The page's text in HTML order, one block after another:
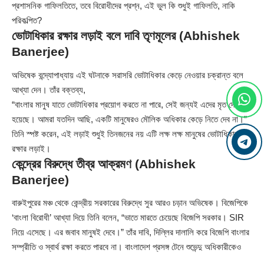
প্রশাসনিক গাফিলতিতে, তবে বিরোধীদের প্রশ্ন, এই ভুল কি শুধুই গাফিলতি, নাকি
পরিকল্পিত?
ভোটাধিকার রক্ষার লড়াই বলে দাবি তৃণমূলের (Abhishek
Banerjee)
অভিষেক বন্দ্যোপাধ্যায় এই ঘটনাকে সরাসরি ভোটাধিকার কেড়ে নেওয়ার চক্রান্ত বলে
আখ্যা দেন। তাঁর বক্তব্য,
“বাংলার মানুষ যাতে ভোটাধিকার প্রয়োগ করতে না পারে, সেই জন্যই এদের মৃত দেখানো
হয়েছে। আমরা যতদিন আছি, একটি মানুষেরও মৌলিক অধিকার কেড়ে নিতে দেব না।”
তিনি স্পষ্ট করেন, এই লড়াই শুধুই তিনজনের নয় এটি লক্ষ লক্ষ মানুষের ভোটাধিকার
রক্ষার লড়াই।
কেন্দ্রের বিরুদ্ধে তীব্র আক্রমণ (Abhishek
Banerjee)
বারুইপুরের মঞ্চ থেকে কেন্দ্রীয় সরকারের বিরুদ্ধে সুর আরও চড়ান অভিষেক। বিজেপিকে
‘বাংলা বিরোধী’ আখ্যা দিয়ে তিনি বলেন, “ভাতে মারতে চেয়েছে বিজেপি সরকার। SIR
নিয়ে এসেছে। এর জবাব মানুষই দেবে।” তাঁর দাবি, দিল্লির দালালি করে বিজেপি বাংলার
সম্প্রীতি ও স্বার্থ রক্ষা করতে পারবে না। বাংলাদেশ প্রসঙ্গ টেনে শুভেন্দু অধিকারীকেও